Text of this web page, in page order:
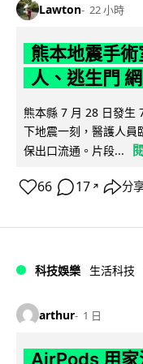
Lawton 22 小時
熊本地震手
人、逃生門
熊本縣 7 月 28 日發生
下地震一刻，醫護人員
保出口流通。片段...
66 17 ↗ 分
科技娛樂 生活科技
arthur 1 日
AirPods 用家